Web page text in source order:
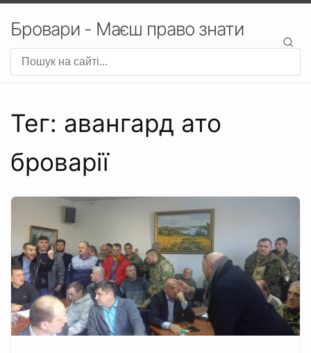
Бровари - Маєш право знати
Тег: авангард ато
броварії